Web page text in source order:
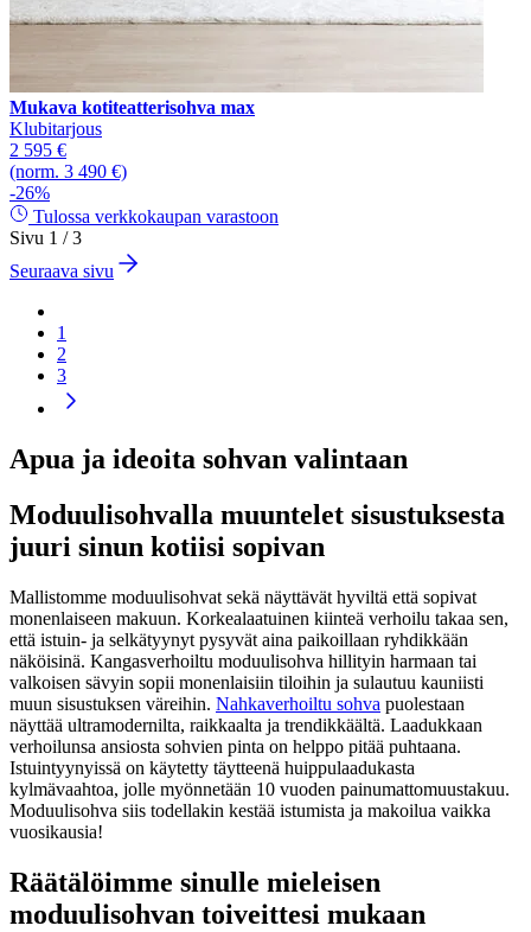
Mukava kotiteatterisohva max
Klubitarjous
2 595 €
(norm. 3 490 €)
-26%
Tulossa verkkokaupan varastoon
Sivu 1 / 3
Seuraava sivu
1
2
3
Apua ja ideoita sohvan valintaan
Moduulisohvalla muuntelet sisustuksesta
juuri sinun kotiisi sopivan
Mallistomme moduulisohvat sekä näyttävät hyviltä että sopivat
monenlaiseen makuun. Korkealaatuinen kiinteä verhoilu takaa sen,
että istuin- ja selkätyynyt pysyvät aina paikoillaan ryhdikkään
näköisinä. Kangasverhoiltu moduulisohva hillityin harmaan tai
valkoisen sävyin sopii monenlaisiin tiloihin ja sulautuu kauniisti
muun sisustuksen väreihin. Nahkaverhoiltu sohva puolestaan
näyttää ultramodernilta, raikkaalta ja trendikkäältä. Laadukkaan
verhoilunsa ansiosta sohvien pinta on helppo pitää puhtaana.
Istuintyynyissä on käytetty täytteenä huippulaadukasta
kylmävaahtoa, jolle myönnetään 10 vuoden painumattomuustakuu.
Moduulisohva siis todellakin kestää istumista ja makoilua vaikka
vuosikausia!
Räätälöimme sinulle mieleisen
moduulisohvan toiveittesi mukaan